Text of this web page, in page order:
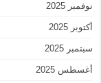
نوفمبر 2025
أكتوبر 2025
سبتمبر 2025
أغسطس 2025